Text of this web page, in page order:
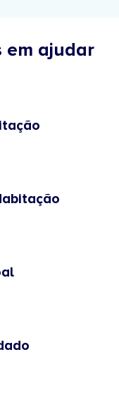
em ajudar